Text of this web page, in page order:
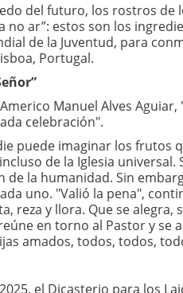
del futuro, los rostros de
no ar”: estos son los
de la Juventud, para
Portugal.
Manuel Alves Aguiar,
celebración".
puede imaginar los frutos
de la Iglesia universal.
de la humanidad. Sin
uno. "Valió la pena",
reza y llora. Que se alegra,
en torno al Pastor y se
amados, todos, todos,
el Dicasterio para los